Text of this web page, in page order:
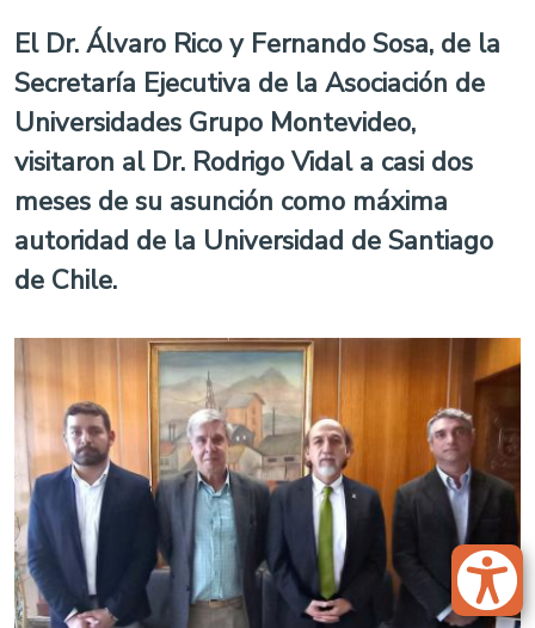
El Dr. Álvaro Rico y Fernando Sosa, de la
Secretaría Ejecutiva de la Asociación de
Universidades Grupo Montevideo,
visitaron al Dr. Rodrigo Vidal a casi dos
meses de su asunción como máxima
autoridad de la Universidad de Santiago
de Chile.